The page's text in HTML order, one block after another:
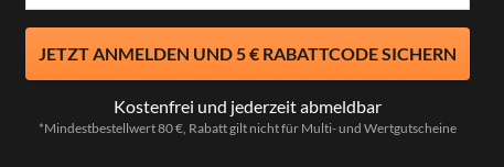
JETZT ANMELDEN UND 5 € RABATTCODE SICHERN
Kostenfrei und jederzeit abmeldbar
*Mindestbestellwert 80 €, Rabatt gilt nicht für Multi- und Wertgutscheine